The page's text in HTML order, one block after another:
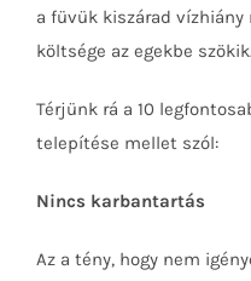
a füvük kiszárad
költsége az egekbe
Térjünk rá a 10
telepítése mellet szól:
Nincs karbantartás
Az a tény, hogy nem